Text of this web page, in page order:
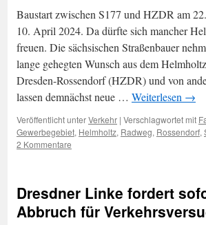
Baustart zwischen S177 und HZDR am
10. April 2024. Da dürfte sich mancher
freuen. Die sächsischen Straßenbauer
lange gehegten Wunsch aus dem
Dresden-Rossendorf (HZDR) und von
lassen demnächst neue … Weiterlesen →
Veröffentlicht unterVerkehr | Verschlagwortet mit
Gewerbegebiet, Helmholtz, Radweg, Rossendorf,
2 Kommentare
Dresdner Linke fordert
Abbruch für